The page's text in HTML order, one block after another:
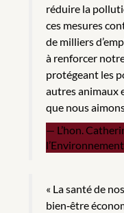
réduire la
ces mesures
de milliers
à renforcer
protégeant les
autres animaux
que nous
L’hon.
« La santé de
bien‑être